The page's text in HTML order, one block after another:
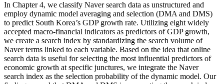
In Chapter 4, we classify Naver search data as unstructured and
employ dynamic model averaging and selection (DMA and DMS)
to predict South Korea’s GDP growth rate. Utilizing eight widely
accepted macro-financial indicators as predictors of GDP growth,
we create a search index by standardizing the search volume of
Naver terms linked to each variable. Based on the idea that online
search data is useful for selecting the most influential predictors of
economic growth at specific junctures, we integrate the Naver
search index as the selection probability of the dynamic model. Our